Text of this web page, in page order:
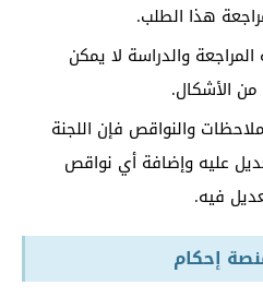
هذا الطلب.
المراجعة والدراسة لا يمكن
الأشكال.
والنواقص فإن اللجنة
عليه وإضافة أي نواقص
فيه.
إحكام